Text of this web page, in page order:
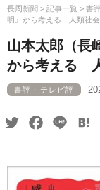
長周新聞 > 記事一覧 > 書
明』から考える 人類社
山本太郎（長
から考える
書評・テレビ評
TwitterFacebook
Line